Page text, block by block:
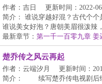
作者：吉日
更新时间：2022-
简介： 谁说穿越好混？古代个个
谁说美女好泡？唐朝美眉很泼辣
最新章节： 第一千一百零九章 姜
楚乔传之风云再起
作者：云端汐月
更新时间：
简介： 续写楚乔传电视剧后